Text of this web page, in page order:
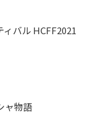
ィバル HCFF2021
ャ物語